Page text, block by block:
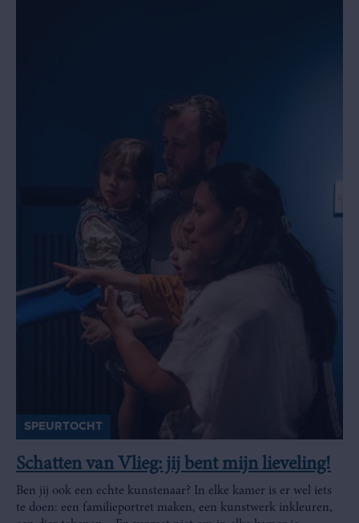
SPEURTOCHT
Schatten van Vlieg: jij bent mijn lieveling!
Ben jij ook een echte kunstenaar? In elke kamer is er wel iets
te doen: een familieportret maken, een kunstwerk inkleuren,